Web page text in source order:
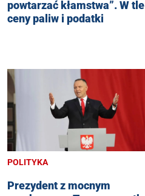
powtarzać kłamstwa”. W tle
ceny paliw i podatki
POLITYKA
Prezydent z mocnym